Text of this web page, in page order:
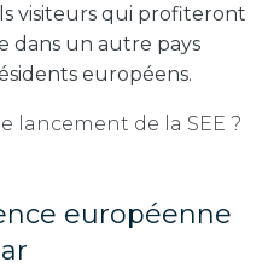
visiteurs qui profiteront
dans un autre pays
européens.
européenne